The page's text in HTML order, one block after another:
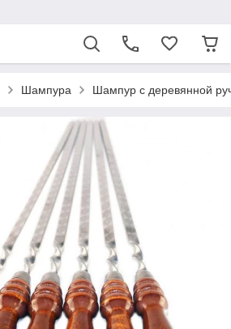
Шампура Шампур с деревянной